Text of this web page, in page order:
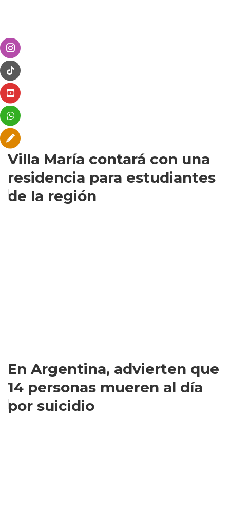
Villa María contará con una
residencia para estudiantes
de la región
En Argentina, advierten que
14 personas mueren al día
por suicidio